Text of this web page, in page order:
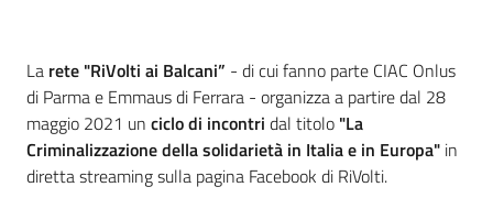
Introduzione
La rete "RiVolti ai Balcani” - di cui fanno parte CIAC Onlus
di Parma e Emmaus di Ferrara - organizza a partire dal 28
maggio 2021 un ciclo di incontri dal titolo "La
Criminalizzazione della solidarietà in Italia e in Europa" in
diretta streaming sulla pagina Facebook di RiVolti.